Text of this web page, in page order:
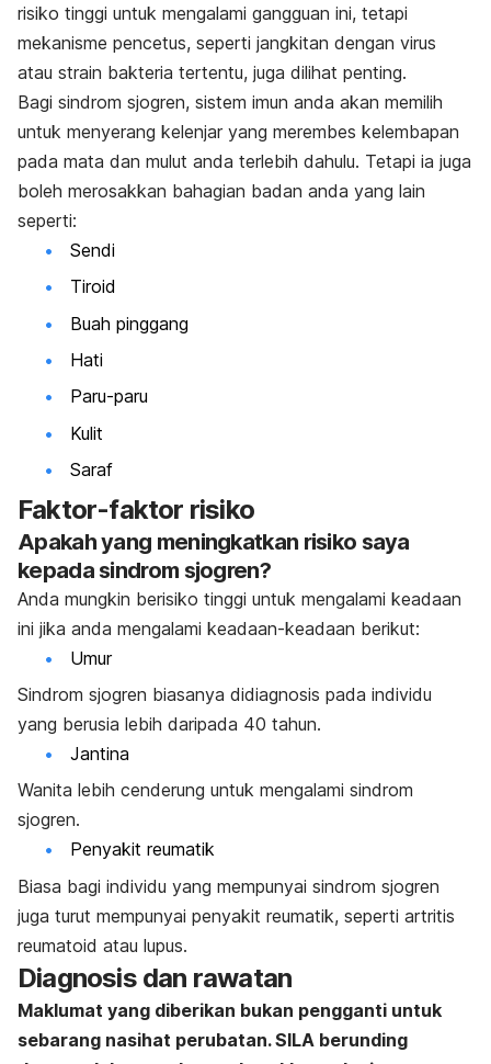
risiko tinggi untuk mengalami gangguan ini, tetapi
mekanisme pencetus, seperti jangkitan dengan virus
atau strain bakteria tertentu, juga dilihat penting.
Bagi sindrom sjogren, sistem imun anda akan memilih
untuk menyerang kelenjar yang merembes kelembapan
pada mata dan mulut anda terlebih dahulu. Tetapi ia juga
boleh merosakkan bahagian badan anda yang lain
seperti:
Sendi
Tiroid
Buah pinggang
Hati
Paru-paru
Kulit
Saraf
Faktor-faktor risiko
Apakah yang meningkatkan risiko saya
kepada sindrom sjogren?
Anda mungkin berisiko tinggi untuk mengalami keadaan
ini jika anda mengalami keadaan-keadaan berikut:
Umur
Sindrom sjogren biasanya didiagnosis pada individu
yang berusia lebih daripada 40 tahun.
Jantina
Wanita lebih cenderung untuk mengalami sindrom
sjogren.
Penyakit reumatik
Biasa bagi individu yang mempunyai sindrom sjogren
juga turut mempunyai penyakit reumatik, seperti artritis
reumatoid atau lupus.
Diagnosis dan rawatan
Maklumat yang diberikan bukan pengganti untuk
sebarang nasihat perubatan. SILA berunding